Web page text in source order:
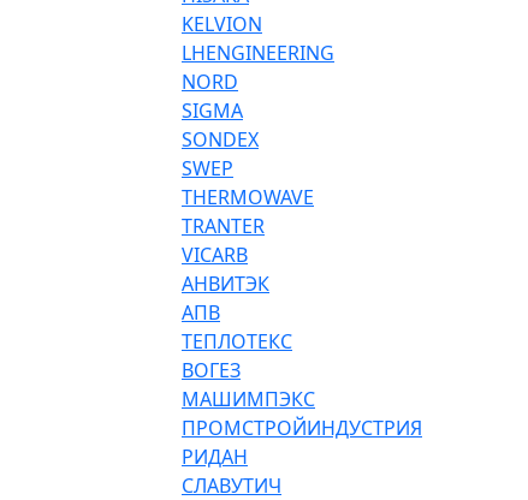
KELVION
LHENGINEERING
NORD
SIGMA
SONDEX
SWEP
THERMOWAVE
TRANTER
VICARB
АНВИТЭК
АПВ
ТЕПЛОТЕКС
ВОГЕЗ
МАШИМПЭКС
ПРОМСТРОЙИНДУСТРИЯ
РИДАН
СЛАВУТИЧ